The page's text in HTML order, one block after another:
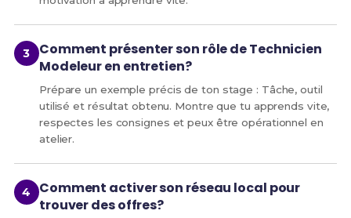
Comment présenter son rôle de Technicien
Modeleur en entretien?
Prépare un exemple précis de ton stage : Tâche, outil
utilisé et résultat obtenu. Montre que tu apprends vite,
respectes les consignes et peux être opérationnel en
atelier.
Comment activer son réseau local pour
trouver des offres?